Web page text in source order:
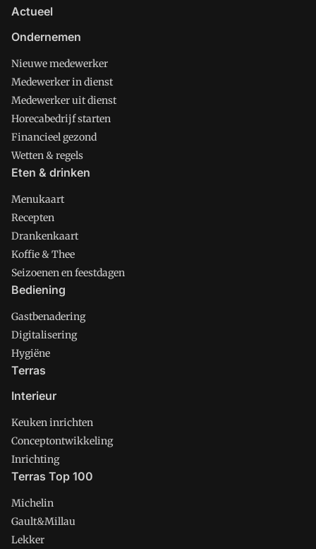
Actueel
Ondernemen
Nieuwe medewerker
Medewerker in dienst
Medewerker uit dienst
Horecabedrijf starten
Financieel gezond
Wetten & regels
Eten & drinken
Menukaart
Recepten
Drankenkaart
Koffie & Thee
Seizoenen en feestdagen
Bediening
Gastbenadering
Digitalisering
Hygiëne
Terras
Interieur
Keuken inrichten
Conceptontwikkeling
Inrichting
Terras Top 100
Michelin
Gault&Millau
Lekker